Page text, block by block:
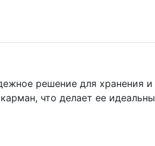
решение для
что делает ее